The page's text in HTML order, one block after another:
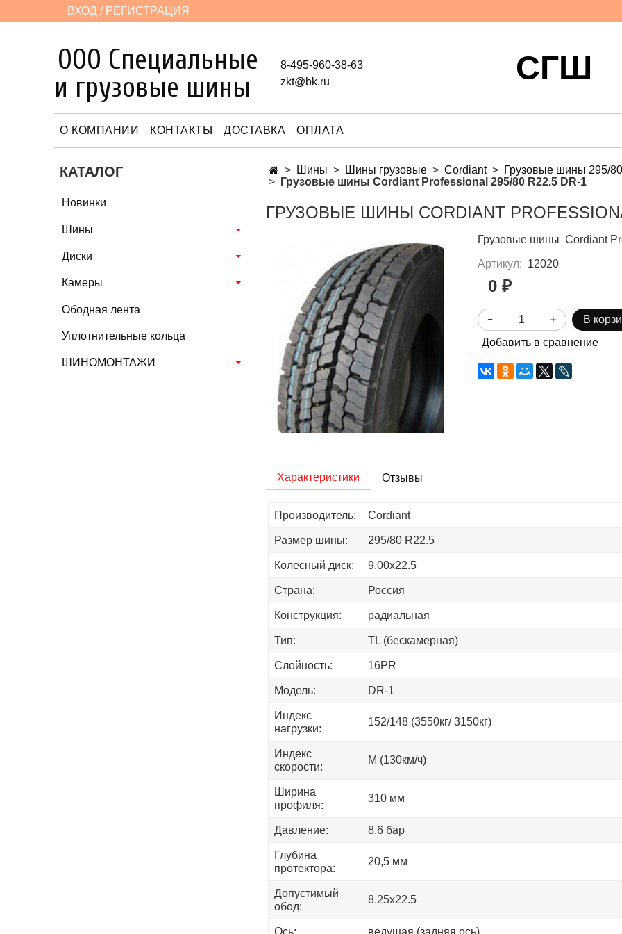
ВХОД / РЕГИСТРАЦИЯ
ООО Специальные
и грузовые шины
8-495-960-38-63
zkt@bk.ru
СГШ
О КОМПАНИИ КОНТАКТЫ ДОСТАВКА ОПЛАТА
Шины Шины грузовые Cordiant
Грузовые шины 295/
Грузовые шины Cordiant Professional 295/80 R22.5 DR-1
ГРУЗОВЫЕ ШИНЫ CORDIANT
Грузовые шины Cordiant
Артикул: 12020
0 ₽
В
Добавить в сравнение
Характеристики
Производитель: Cordiant
Размер шины: 295/80 R22.5
Колесный диск: 9.00х22.5
Страна: Россия
Конструкция: радиальная
Тип: TL (бескамерная)
Слойность: 16PR
Модель: DR-1
Индекс
нагрузки:
152/148 (3550кг/ 3150кг)
Индекс
скорости:
M (130км/ч)
Ширина
профиля:
310 мм
Давление: 8,6 бар
Глубина
протектора:
20,5 мм
Допустимый
обод:
8.25х22.5
Ось: ведущая (задняя ось)
Отзывы
КАТАЛОГ
Новинки
Шины
Диски
Камеры
Ободная лента
Уплотнительные кольца
ШИНОМОНТАЖИ